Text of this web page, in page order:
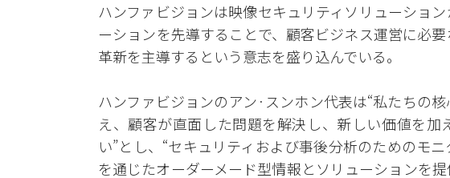
ハンファビジョンは映像セキュリティソリューショ
ーションを先導することで、顧客ビジネス運営に必
革新を主導するという意志を盛り込んでいる。
ハンファビジョンのアン·スンホン代表は“私たちの
え、顧客が直面した問題を解決し、新しい価値を
い”とし、“セキュリティおよび事後分析のためのモ
を通じたオーダーメード型情報とソリューションを